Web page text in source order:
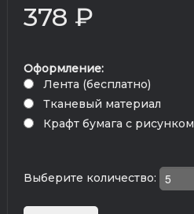
378 ₽
Оформление:
Лента (бесплатно)
Тканевый материал
Крафт бумага с рисунком
Выберите количество: